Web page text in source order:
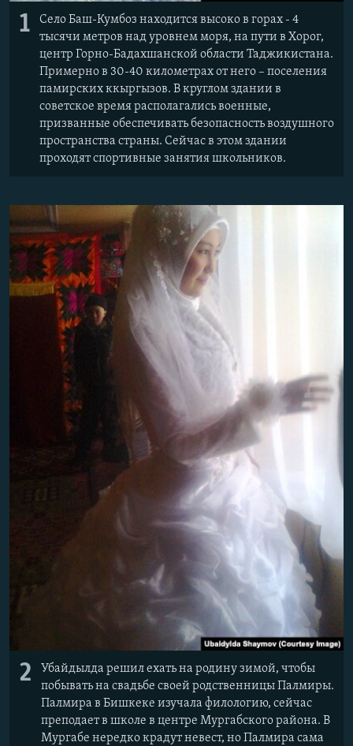
1
Село Баш-Кумбоз находится высоко в горах - 4
тысячи метров над уровнем моря, на пути в Хорог,
центр Горно-Бадахшанской области Таджикистана.
Примерно в 30-40 километрах от него – поселения
памирских ккыргызов. В круглом здании в
советское время располагались военные,
призванные обеспечивать безопасность воздушного
пространства страны. Сейчас в этом здании
проходят спортивные занятия школьников.
2
Убайдылда решил ехать на родину зимой, чтобы
побывать на свадьбе своей родственницы Палмиры.
Палмира в Бишкеке изучала филологию, сейчас
преподает в школе в центре Мургабского района. В
Мургабе нередко крадут невест, но Палмира сама